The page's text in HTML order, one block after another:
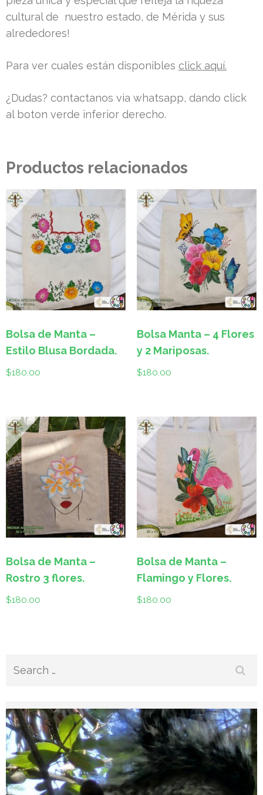
cultural de nuestro estado, de Mérida y sus
alrededores!
Para ver cuales están disponibles click aquí.
¿Dudas? contactanos via whatsapp, dando click
al boton verde inferior derecho.
Productos relacionados
Bolsa de Manta –
Estilo Blusa Bordada.
$180.00
Bolsa Manta – 4 Flores
y 2 Mariposas.
$180.00
Bolsa de Manta –
Rostro 3 flores.
$180.00
Bolsa de Manta –
Flamingo y Flores.
$180.00
Search